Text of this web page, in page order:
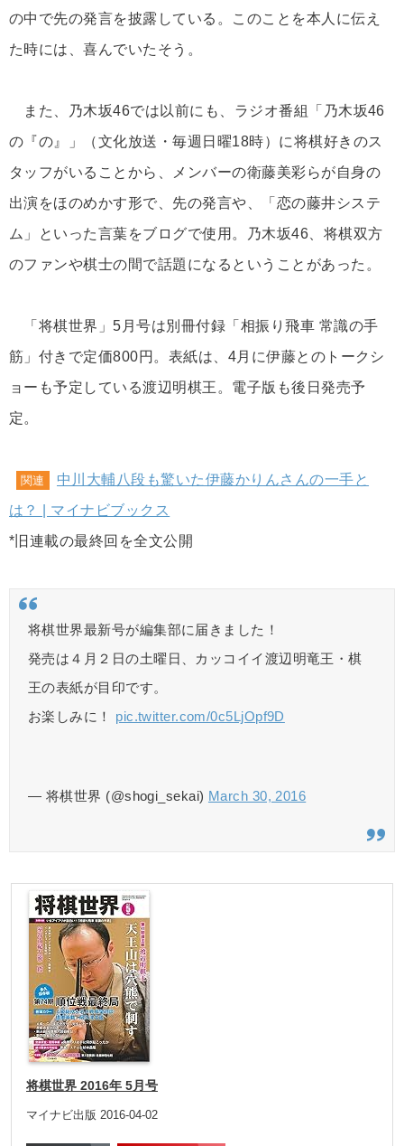
の中で先の発言を披露している。このことを本人に伝え
た時には、喜んでいたそう。
また、乃木坂46では以前にも、ラジオ番組「乃木坂46
の『の』」（文化放送・毎週日曜18時）に将棋好きのス
タッフがいることから、メンバーの衛藤美彩らが自身の
出演をほのめかす形で、先の発言や、「恋の藤井システ
ム」といった言葉をブログで使用。乃木坂46、将棋双方
のファンや棋士の間で話題になるということがあった。
「将棋世界」5月号は別冊付録「相振り飛車 常識の手
筋」付きで定価800円。表紙は、4月に伊藤とのトークシ
ョーも予定している渡辺明棋王。電子版も後日発売予
定。
関連
中川大輔八段も驚いた伊藤かりんさんの一手と
は？ | マイナビブックス
*旧連載の最終回を全文公開
将棋世界最新号が編集部に届きました！
発売は４月２日の土曜日、カッコイイ渡辺明竜王・棋
王の表紙が目印です。
お楽しみに！ pic.twitter.com/0c5LjOpf9D
— 将棋世界 (@shogi_sekai) March 30, 2016
将棋世界 2016年 5月号
マイナビ出版 2016-04-02